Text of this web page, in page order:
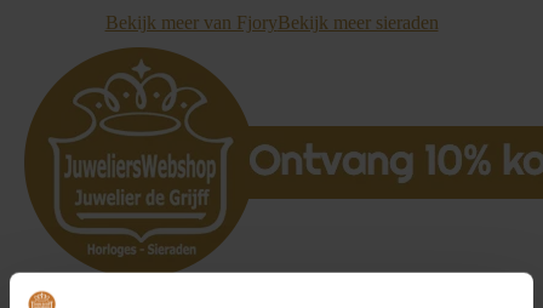
Bekijk meer van FjoryBekijk meer sieraden